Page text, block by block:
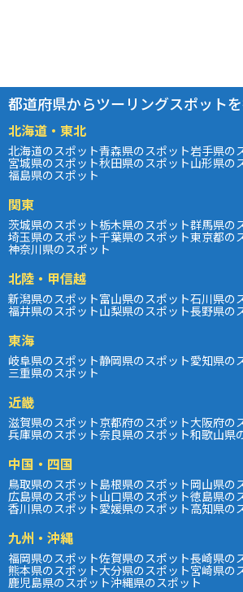
都道府県からツーリングスポット
北海道・東北
北海道のスポット青森県のスポット岩手県の
宮城県のスポット秋田県のスポット山形県の
福島県のスポット
関東
茨城県のスポット栃木県のスポット群馬県の
埼玉県のスポット千葉県のスポット東京都の
神奈川県のスポット
北陸・甲信越
新潟県のスポット富山県のスポット石川県の
福井県のスポット山梨県のスポット長野県の
東海
岐阜県のスポット静岡県のスポット愛知県の
三重県のスポット
近畿
滋賀県のスポット京都府のスポット大阪府の
兵庫県のスポット奈良県のスポット和歌山県
中国・四国
鳥取県のスポット島根県のスポット岡山県の
広島県のスポット山口県のスポット徳島県の
香川県のスポット愛媛県のスポット高知県の
九州・沖縄
福岡県のスポット佐賀県のスポット長崎県の
熊本県のスポット大分県のスポット宮崎県の
鹿児島県のスポット沖縄県のスポット